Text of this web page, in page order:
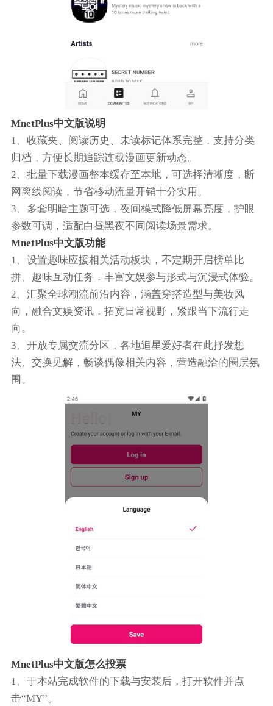
MnetPlus中文版说明
1、收藏夹、阅读历史、未读标记体系完整，支持分类
归档，方便长期追踪连载漫画更新动态。
2、批量下载漫画整本缓存至本地，可选择清晰度，断
网离线阅读，节省移动流量开销十分实用。
3、多套明暗主题可选，夜间模式降低屏幕亮度，护眼
参数可调，适配白昼黑夜不同阅读场景需求。
MnetPlus中文版功能
1、设置趣味应援相关活动板块，不定期开启榜单比
拼、趣味互动任务，丰富文娱参与形式与沉浸式体验。
2、汇聚全球潮流前沿内容，涵盖穿搭造型与美妆风
向，融合文娱资讯，拓宽日常视野，紧跟当下流行走
向。
3、开放专属交流分区，各地追星爱好者在此抒发想
法、交换见解，畅谈偶像相关内容，营造融洽的圈层氛
围。
MnetPlus中文版怎么投票
1、于本站完成软件的下载与安装后，打开软件并点
击“MY”。